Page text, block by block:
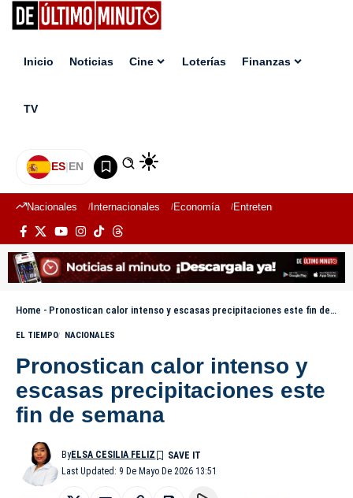
Inicio Noticias Cine Loterías Finanzas
TV
ES|EN
Nacionales Internacionales Economía Entretenimiento
Home - Pronostican calor intenso y escasas precipitaciones este fin de semana
EL TIEMPO NACIONALES
Pronostican calor intenso y
escasas precipitaciones este
fin de semana
Last Updated: 9 De Mayo De 2026 13:51
ByELSA CESILIA FELIZ